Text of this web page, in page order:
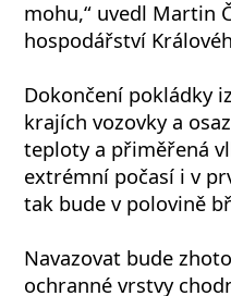
mohu,“ uvedl Martin
hospodářství
Dokončení pokládky
krajích vozovky a
teploty a přiměřená
extrémní počasí i v
tak bude v polovině
Navazovat bude
ochranné vrstvy